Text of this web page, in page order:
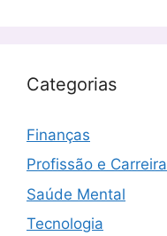
Categorias
Finanças
Profissão e Carreira
Saúde Mental
Tecnologia